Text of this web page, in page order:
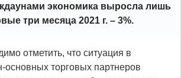
экономика выросла лишь
три месяца 2021 г. – 3%.
отметить, что ситуация в
основных торговых партнеров